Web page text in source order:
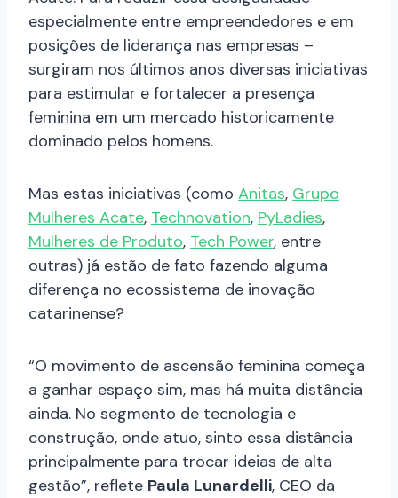
especialmente entre empreendedores e em
posições de liderança nas empresas –
surgiram nos últimos anos diversas iniciativas
para estimular e fortalecer a presença
feminina em um mercado historicamente
dominado pelos homens.
Mas estas iniciativas (como Anitas, Grupo
Mulheres Acate, Technovation, PyLadies,
Mulheres de Produto, Tech Power, entre
outras) já estão de fato fazendo alguma
diferença no ecossistema de inovação
catarinense?
“O movimento de ascensão feminina começa
a ganhar espaço sim, mas há muita distância
ainda. No segmento de tecnologia e
construção, onde atuo, sinto essa distância
principalmente para trocar ideias de alta
gestão”, reflete Paula Lunardelli, CEO da